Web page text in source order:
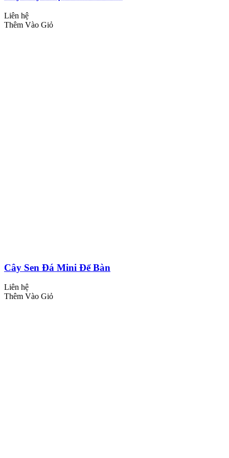
Liên hệ
Thêm Vào Giỏ
Cây Sen Đá Mini Để Bàn
Liên hệ
Thêm Vào Giỏ